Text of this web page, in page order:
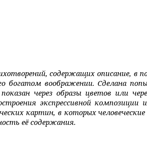
содержащих описание, в
богатом воображении. Сделана
через образы цветов или
экспрессивной
картин, в которых
её содержания.